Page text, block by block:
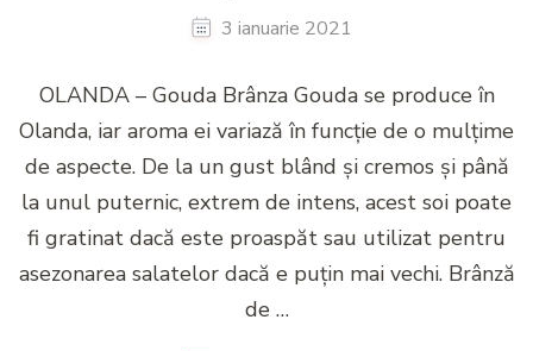
3 ianuarie 2021
OLANDA – Gouda Brânza Gouda se produce în
Olanda, iar aroma ei variază în funcție de o mulțime
de aspecte. De la un gust blând și cremos și până
la unul puternic, extrem de intens, acest soi poate
fi gratinat dacă este proaspăt sau utilizat pentru
asezonarea salatelor dacă e puțin mai vechi. Brânză
de …